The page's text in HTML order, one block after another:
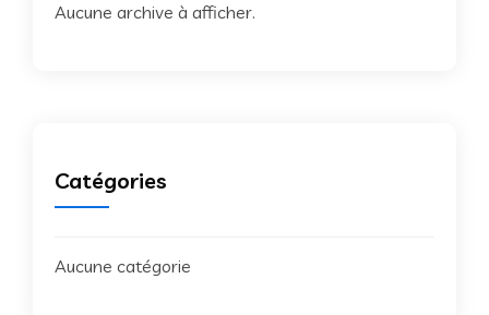
Aucune archive à afficher.
Catégories
Aucune catégorie